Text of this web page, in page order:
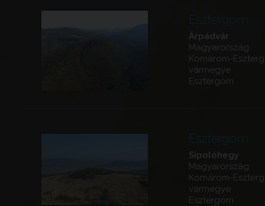
Esztergom
Árpádvár
Magyarország
Komárom-
vármegye
Esztergom
Esztergom
Sípolóhegy
Magyarország
Komárom-
vármegye
Esztergom